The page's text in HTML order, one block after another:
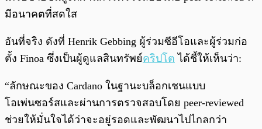
มีอนาคตที่สดใส
อันที่จริง ดังที่ Henrik Gebbing ผู้ร่วมซีอีโอและผู้ร่วมก่อ
ตั้ง Finoa ซึ่งเป็นผู้ดูแลสินทรัพย์คริปโต ได้ชี้ให้เห็นว่า:
“ลักษณะของ Cardano ในฐานะบล็อกเชนแบบ
โอเพ่นซอร์สและผ่านการตรวจสอบโดย peer-reviewed
ช่วยให้มั่นใจได้ว่าจะอยู่รอดและพัฒนาไปไกลกว่า